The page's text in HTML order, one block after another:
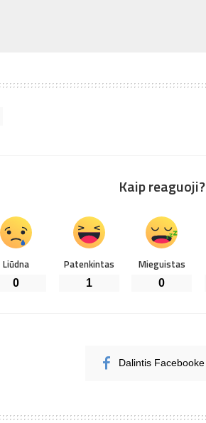
Kaip reaguoji?
Liūdna
0
Patenkintas
1
Mieguistas
0
Dalintis Facebooke